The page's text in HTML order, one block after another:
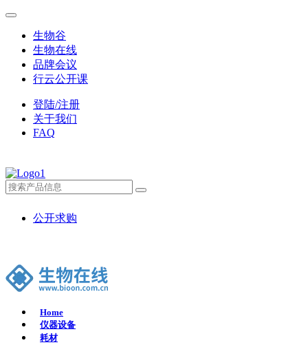
生物谷
生物在线
品牌会议
行云公开课
登陆/注册
关于我们
FAQ
公开求购
Home
仪器设备
耗材